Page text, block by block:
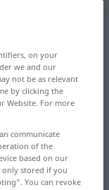
on your
we and our
not be as relevant
by clicking the
Website. For more
communicate
of the
based on our
only stored if you
You can revoke